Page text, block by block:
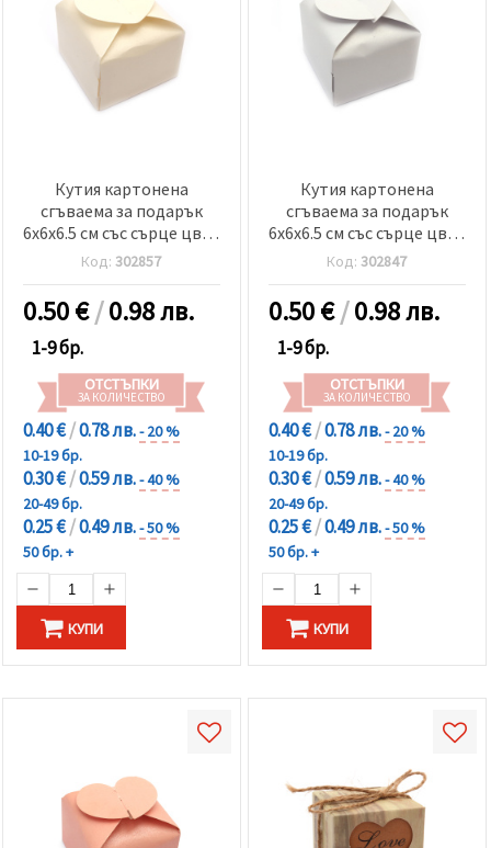
Кутия картонена
сгъваема за подарък
6x6x6.5 см със сърце цвят
шампанско перлен
Код:302857
0.50€/0.98 лв.
1-9 бр.
ОТСТЪПКИ
ЗА КОЛИЧЕСТВО
0.40 €/0.78 лв.- 20 %
10-19 бр.
0.30 €/0.59 лв.- 40 %
20-49 бр.
0.25 €/0.49 лв.- 50 %
50 бр. +
КУПИ
Кутия картонена
сгъваема за подарък
6x6x6.5 см със сърце цвят
перлено бял
Код:302847
0.50€/0.98 лв.
1-9 бр.
ОТСТЪПКИ
ЗА КОЛИЧЕСТВО
0.40 €/0.78 лв.- 20 %
10-19 бр.
0.30 €/0.59 лв.- 40 %
20-49 бр.
0.25 €/0.49 лв.- 50 %
50 бр. +
КУПИ